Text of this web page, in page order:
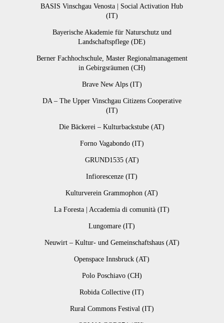
BASIS Vinschgau Venosta | Social Activation Hub
(IT)
Bayerische Akademie für Naturschutz und
Landschaftspflege (DE)
Berner Fachhochschule, Master Regionalmanagement
in Gebirgsräumen (CH)
Brave New Alps (IT)
DA – The Upper Vinschgau Citizens Cooperative
(IT)
Die Bäckerei – Kulturbackstube (AT)
Forno Vagabondo (IT)
GRUND1535 (AT)
Infiorescenze (IT)
Kulturverein Grammophon (AT)
La Foresta | Accademia di comunità (IT)
Lungomare (IT)
Neuwirt – Kultur- und Gemeinschaftshaus (AT)
Openspace Innsbruck (AT)
Polo Poschiavo (CH)
Robida Collective (IT)
Rural Commons Festival (IT)